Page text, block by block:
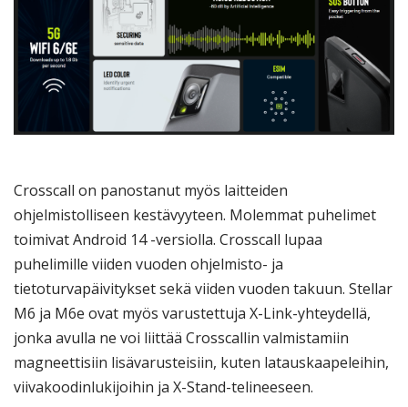
Crosscall on panostanut myös laitteiden
ohjelmistolliseen kestävyyteen. Molemmat puhelimet
toimivat Android 14 -versiolla. Crosscall lupaa
puhelimille viiden vuoden ohjelmisto- ja
tietoturvapäivitykset sekä viiden vuoden takuun. Stellar
M6 ja M6e ovat myös varustettuja X-Link-yhteydellä,
jonka avulla ne voi liittää Crosscallin valmistamiin
magneettisiin lisävarusteisiin, kuten latauskaapeleihin,
viivakoodinlukijoihin ja X-Stand-telineeseen.